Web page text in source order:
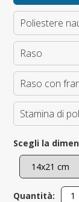
Poliestere
Raso
Raso con
Stamina di
Scegli la
Quantità: